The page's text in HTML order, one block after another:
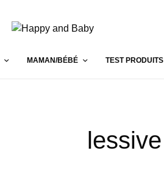
MAMAN/BÉBÉ TEST PRODUITS
lessive